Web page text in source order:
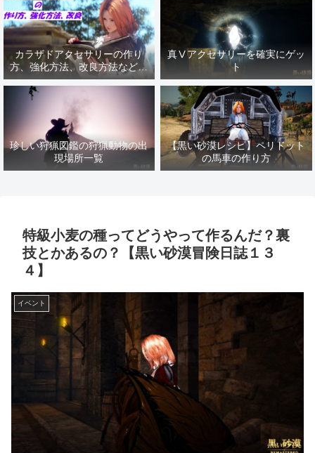
カラザドアクセサリーの作り
方、強化方法、改良方法などま
とめ【黒い砂漠冒険日誌１４１
真Ⅴアクセサリーを確実にゲッ
ト
珍しい狩猟図鑑の狩猟動物の出
現場所一覧
【黒い砂漠レシピ】ペリドット
の馬車の作り方
特級小麦の種ってどうやって作るんだ？裏
技とかあるの？【黒い砂漠冒険日誌１３
４】
イベント